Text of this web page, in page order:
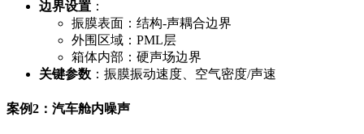
边界设置 ：
振膜表面：结构-声耦合边界
外围区域：PML层
箱体内部：硬声场边界
关键参数 ：振膜振动速度、空气密度/声速
案例2：汽车舱内噪声